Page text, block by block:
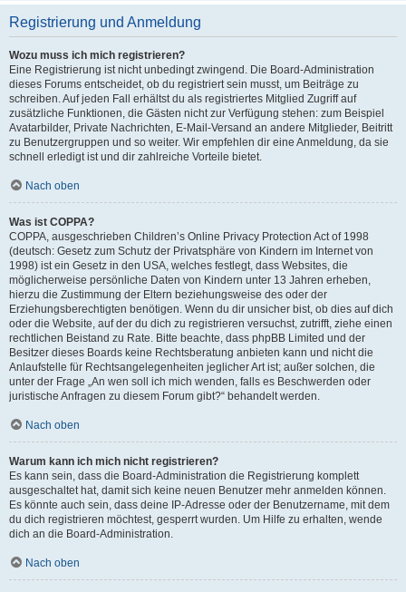
Registrierung und Anmeldung
Wozu muss ich mich registrieren?
Eine Registrierung ist nicht unbedingt zwingend. Die Board-Administration
dieses Forums entscheidet, ob du registriert sein musst, um Beiträge zu
schreiben. Auf jeden Fall erhältst du als registriertes Mitglied Zugriff auf
zusätzliche Funktionen, die Gästen nicht zur Verfügung stehen: zum Beispiel
Avatarbilder, Private Nachrichten, E-Mail-Versand an andere Mitglieder, Beitritt
zu Benutzergruppen und so weiter. Wir empfehlen dir eine Anmeldung, da sie
schnell erledigt ist und dir zahlreiche Vorteile bietet.
Nach oben
Was ist COPPA?
COPPA, ausgeschrieben Children’s Online Privacy Protection Act of 1998
(deutsch: Gesetz zum Schutz der Privatsphäre von Kindern im Internet von
1998) ist ein Gesetz in den USA, welches festlegt, dass Websites, die
möglicherweise persönliche Daten von Kindern unter 13 Jahren erheben,
hierzu die Zustimmung der Eltern beziehungsweise des oder der
Erziehungsberechtigten benötigen. Wenn du dir unsicher bist, ob dies auf dich
oder die Website, auf der du dich zu registrieren versuchst, zutrifft, ziehe einen
rechtlichen Beistand zu Rate. Bitte beachte, dass phpBB Limited und der
Besitzer dieses Boards keine Rechtsberatung anbieten kann und nicht die
Anlaufstelle für Rechtsangelegenheiten jeglicher Art ist; außer solchen, die
unter der Frage „An wen soll ich mich wenden, falls es Beschwerden oder
juristische Anfragen zu diesem Forum gibt?“ behandelt werden.
Nach oben
Warum kann ich mich nicht registrieren?
Es kann sein, dass die Board-Administration die Registrierung komplett
ausgeschaltet hat, damit sich keine neuen Benutzer mehr anmelden können.
Es könnte auch sein, dass deine IP-Adresse oder der Benutzername, mit dem
du dich registrieren möchtest, gesperrt wurden. Um Hilfe zu erhalten, wende
dich an die Board-Administration.
Nach oben